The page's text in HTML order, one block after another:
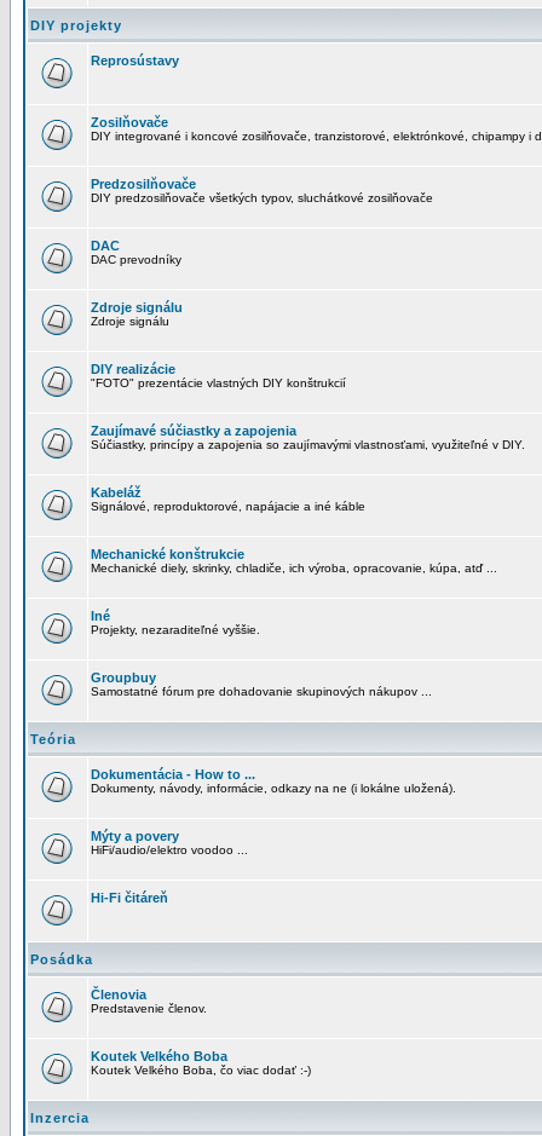
DIY projekty
Reprosústavy
Zosilňovače
DIY integrované i koncové zosilňovače, tranzistorové, elektrónkové, chipampy i
Predzosilňovače
DIY predzosilňovače všetkých typov, sluchátkové zosilňovače
DAC
DAC prevodníky
Zdroje signálu
Zdroje signálu
DIY realizácie
"FOTO" prezentácie vlastných DIY konštrukcií
Zaujímavé súčiastky a zapojenia
Súčiastky, princípy a zapojenia so zaujímavými vlastnosťami, využiteľné v DIY.
Kabeláž
Signálové, reproduktorové, napájacie a iné káble
Mechanické konštrukcie
Mechanické diely, skrinky, chladiče, ich výroba, opracovanie, kúpa, atď ...
Iné
Projekty, nezaraditeľné vyššie.
Groupbuy
Samostatné fórum pre dohadovanie skupinových nákupov ...
Teória
Dokumentácia - How to ...
Dokumenty, návody, informácie, odkazy na ne (i lokálne uložená).
Mýty a povery
HiFi/audio/elektro voodoo ...
Hi-Fi čitáreň
Posádka
Členovia
Predstavenie členov.
Koutek Velkého Boba
Koutek Velkého Boba, čo viac dodať :-)
Inzercia